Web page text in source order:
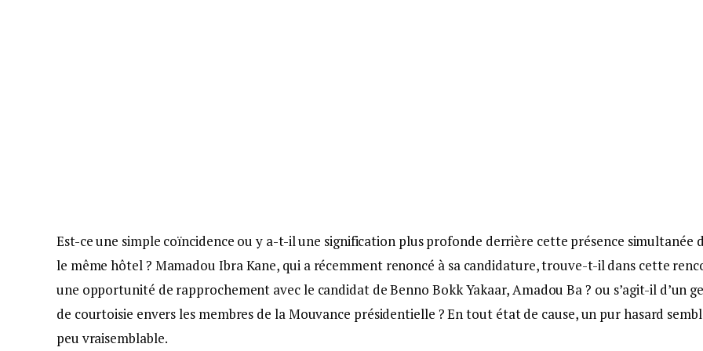
Est-ce une simple coïncidence ou y a-t-il une signification plus profonde derrière cette présence simultanée
le même hôtel ? Mamadou Ibra Kane, qui a récemment renoncé à sa candidature, trouve-t-il dans cette
une opportunité de rapprochement avec le candidat de Benno Bokk Yakaar, Amadou Ba ? ou s’agit-il d’un
de courtoisie envers les membres de la Mouvance présidentielle ? En tout état de cause, un pur hasard
peu vraisemblable.